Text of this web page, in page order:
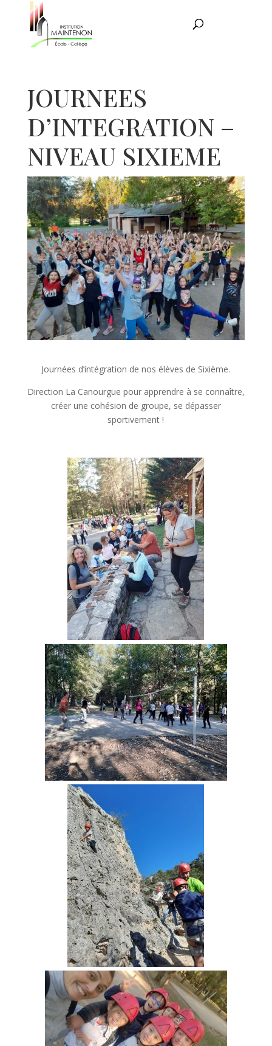
JOURNEES
D’INTEGRATION –
NIVEAU SIXIEME
Journées d’intégration de nos élèves de Sixième.
Direction La Canourgue pour apprendre à se connaître,
créer une cohésion de groupe, se dépasser
sportivement !